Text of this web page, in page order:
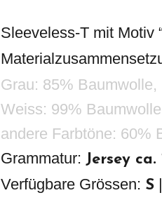
Sleeveless-T mit Motiv
Grau: 85%
Weiss: 99%
andere Farbtöne: 60%
Grammatur: Jersey ca.
Verfügbare Grössen: S |